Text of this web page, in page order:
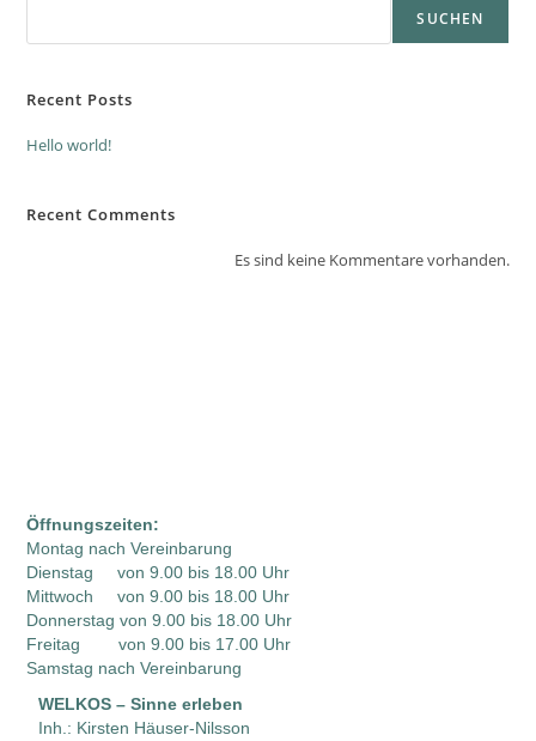
SUCHEN
Recent Posts
Hello world!
Recent Comments
Es sind keine Kommentare vorhanden.
Öffnungszeiten:
Montag nach Vereinbarung
Dienstag von 9.00 bis 18.00 Uhr
Mittwoch von 9.00 bis 18.00 Uhr
Donnerstag von 9.00 bis 18.00 Uhr
Freitag von 9.00 bis 17.00 Uhr
Samstag nach Vereinbarung
WELKOS – Sinne erleben
Inh.: Kirsten Häuser-Nilsson